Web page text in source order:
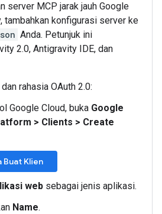
server MCP jarak jauh Google
tambahkan konfigurasi server ke
Anda. Petunjuk ini
2.0, Antigravity IDE, dan
rahasia OAuth 2.0:
Google Cloud, buka Google
> Clients > Create
Buat Klien
web sebagai jenis aplikasi.
Name.